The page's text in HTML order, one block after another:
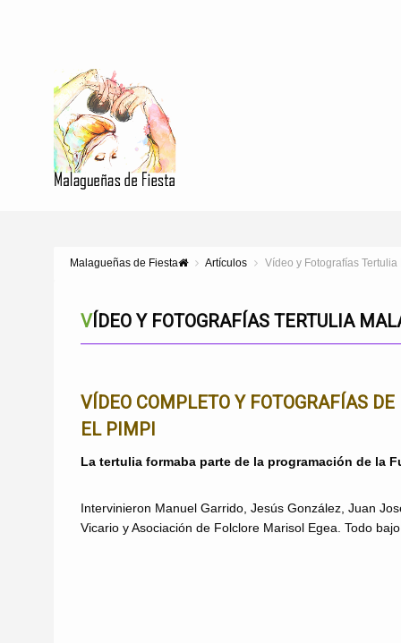
Malagueñas de Fiesta Artículos Vídeo y Fotografías
VÍDEO Y FOTOGRAFÍAS TERTULIA
VÍDEO COMPLETO Y FOTOGRAFÍAS
EL PIMPI
La tertulia formaba parte de la programación de la
Intervinieron Manuel Garrido, Jesús González, Juan
Vicario y Asociación de Folclore Marisol Egea. Todo